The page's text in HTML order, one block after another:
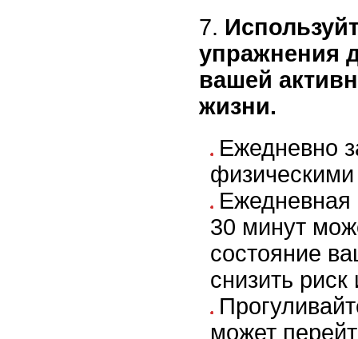
7.
упражнения
вашей
жизни.
Ежедневно
Ежедневная
30 минут
состояние
снизить риск
может